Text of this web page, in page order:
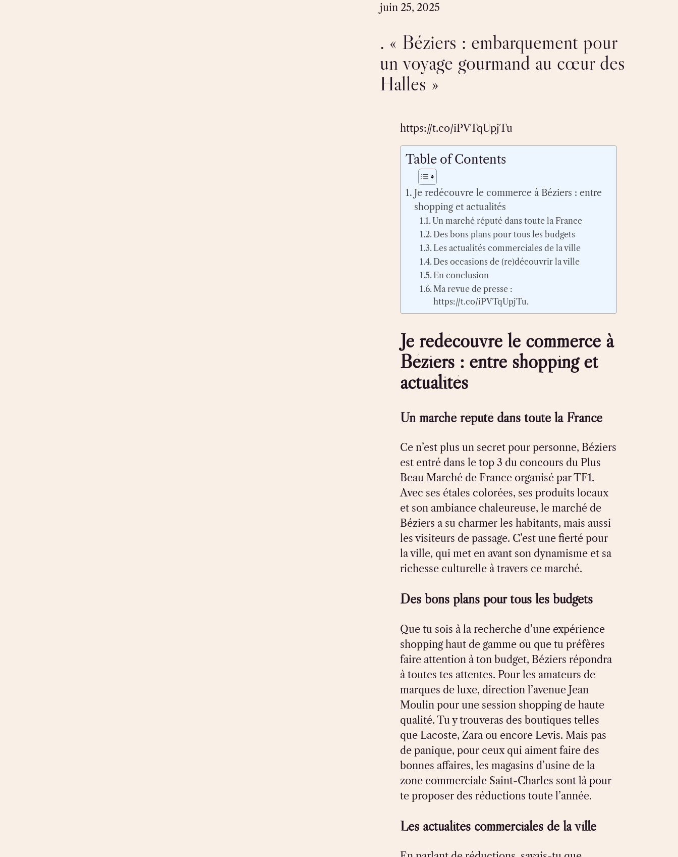
juin 25, 2025
. « Béziers : embarquement pour
un voyage gourmand au cœur des
Halles »
https://t.co/iPVTqUpjTu
Table of Contents
Je redécouvre le commerce à Béziers : entre
shopping et actualités
Un marché réputé dans toute la France
Des bons plans pour tous les budgets
Les actualités commerciales de la ville
Des occasions de (re)découvrir la ville
En conclusion
Ma revue de presse :
https://t.co/iPVTqUpjTu.
Je redécouvre le commerce à
Béziers : entre shopping et
actualités
Un marché réputé dans toute la France
Ce n’est plus un secret pour personne, Béziers
est entré dans le top 3 du concours du Plus
Beau Marché de France organisé par TF1.
Avec ses étales colorées, ses produits locaux
et son ambiance chaleureuse, le marché de
Béziers a su charmer les habitants, mais aussi
les visiteurs de passage. C’est une fierté pour
la ville, qui met en avant son dynamisme et sa
richesse culturelle à travers ce marché.
Des bons plans pour tous les budgets
Que tu sois à la recherche d’une expérience
shopping haut de gamme ou que tu préfères
faire attention à ton budget, Béziers répondra
à toutes tes attentes. Pour les amateurs de
marques de luxe, direction l’avenue Jean
Moulin pour une session shopping de haute
qualité. Tu y trouveras des boutiques telles
que Lacoste, Zara ou encore Levis. Mais pas
de panique, pour ceux qui aiment faire des
bonnes affaires, les magasins d’usine de la
zone commerciale Saint-Charles sont là pour
te proposer des réductions toute l’année.
Les actualités commerciales de la ville